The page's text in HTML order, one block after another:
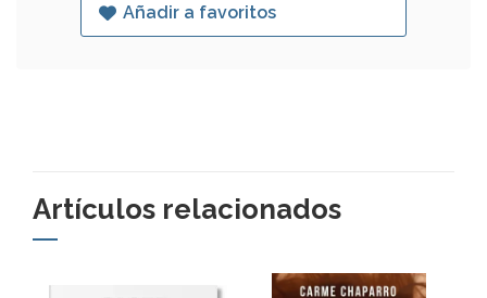
Añadir a favoritos
Artículos relacionados